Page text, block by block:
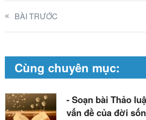
BÀI TRƯỚC
Cùng chuyên mục:
- Soạn bài Thảo
vấn đề của đời